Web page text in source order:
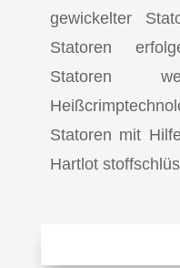
gewickelter
Statoren
Statoren
Statoren mit
Hartlot